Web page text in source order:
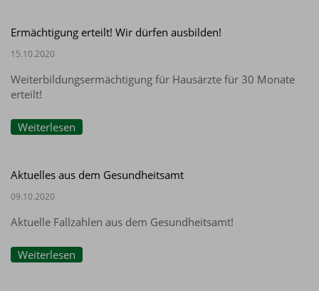
Ermächtigung erteilt! Wir dürfen ausbilden!
15.10.2020
Weiterbildungsermächtigung für Hausärzte für 30 Monate
erteilt!
Weiterlesen
Aktuelles aus dem Gesundheitsamt
09.10.2020
Aktuelle Fallzahlen aus dem Gesundheitsamt!
Weiterlesen